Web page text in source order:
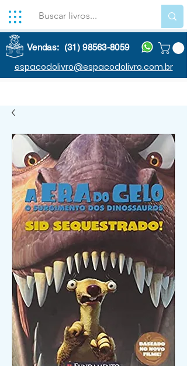
Vendas: (31) 98563-8059
espacodolivro@espacodolivro.com.br